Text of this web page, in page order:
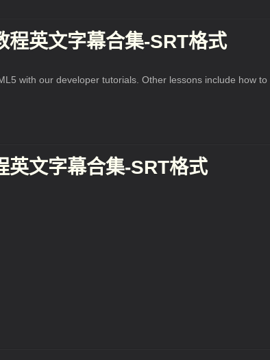
程英文字幕合集-SRT格式
with our developer tutorials. Other lessons include how to
英文字幕合集-SRT格式